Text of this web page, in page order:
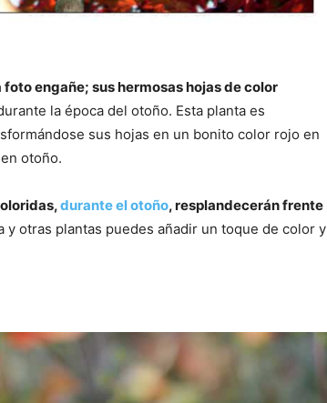
engañe; sus hermosas hojas de color
la época del otoño. Esta planta es
sus hojas en un bonito color rojo en
otoño.
durante el otoño, resplandecerán frente
y otras plantas puedes añadir un toque de color y